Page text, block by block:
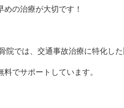
めの治療が大切です！
院では、交通事故治療に特化した
料でサポートしています。